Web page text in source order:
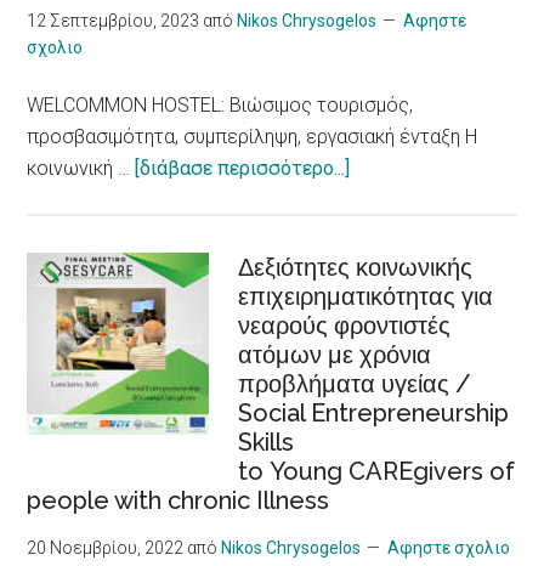
έρευνα/
an
Increased
Risk
Problems,
New
Research
Shows
12 Σεπτεμβρίου, 2023 από Nikos Chrysogelos
Αφηστε
σχολιο
WELCOMMON HOSTEL: Βιώσιμος τουρισμός,
προσβασιμότητα, συμπερίληψη, εργασιακή ένταξη Η
κοινωνική … [διάβασε περισσότερο...]
Βιώσιμος
τουρισμός,
προσβασιμότητα,
συμπερίληψη,
εργασιακή
ένταξη
tourism,
inclusiveness,
Δεξιότητες κοινωνικής
επιχειρηματικότητας για
νεαρούς φροντιστές
ατόμων με χρόνια
προβλήματα υγείας /
Social Entrepreneurship
Skills
to Young CAREgivers of
people with chronic Illness
20 Νοεμβρίου, 2022 από Nikos Chrysogelos Αφηστε σχολιο